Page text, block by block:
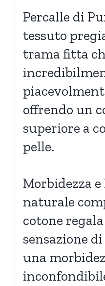
Percalle di
tessuto
trama fitta
offrendo un
superiore a
pelle.
Morbidezza e
naturale
cotone
sensazione
una